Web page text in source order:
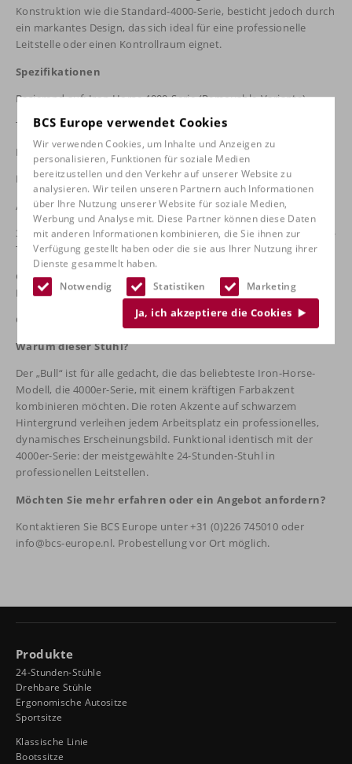
BCS Europe verwendet Cookies
Wir verwenden Cookies, um Inhalte und Anzeigen zu
personalisieren, Funktionen für soziale Medien
bereitzustellen und den Verkehr auf unserer Website zu
analysieren. Wir teilen unseren Partnern auch Informationen
über Ihre Nutzung unserer Website für soziale Medien,
Werbung und Analyse mit. Diese Partner können diese Daten
mit anderen Informationen kombinieren, die Sie ihnen zur
Verfügung gestellt haben oder die sie aus Ihrer Nutzung ihrer
Dienste gesammelt haben.
Notwendig
Statistiken Marketing
Ja, ich akzeptiere die Cookies
Konstruktion wie die Standard-4000-Serie, besticht jedoch durch
ein markantes Design, das sich ideal für eine professionelle
Leitstelle oder einen Kontrollraum eignet.
Spezifikationen
Basierend auf: Iron Horse 4000-Serie (Removable-Variante)
Tragfähigkeit: bis zu 181 kg
Benutzerhöhe: 1,75 - 1,96 m
Farbe: rot mit schwarzen Akzenten
Abnehmbares Sitzkissen für einen einfachen Austausch
3D-Armlehnen, Air Lumbar, unabhängige Rückenverstellung, HD-
Tilt-Mechanismus
Garantie: 10 Jahre auf den Rahmen, 5 Jahre auf die
Komponenten, 3 Jahre auf die Polsterung/Räder/Armlehnen
Geprüft: ANSI/BIFMA X5.1 + FNEW 83-269
Warum dieser Stuhl?
Der „Bull“ ist für alle gedacht, die das beliebteste Iron-Horse-
Modell, die 4000er-Serie, mit einem kräftigen Farbakzent
kombinieren möchten. Die roten Akzente auf schwarzem
Hintergrund verleihen jedem Arbeitsplatz ein professionelles,
dynamisches Erscheinungsbild. Funktional identisch mit der
4000er-Serie: der meistgewählte 24-Stunden-Stuhl in
professionellen Leitstellen.
Möchten Sie mehr erfahren oder ein Angebot anfordern?
Kontaktieren Sie BCS Europe unter +31 (0)226 745010 oder
info@bcs-europe.nl. Probestellung vor Ort möglich.
Produkte
24-Stunden-Stühle
Drehbare Stühle
Ergonomische Autositze
Sportsitze
Klassische Linie
Bootssitze